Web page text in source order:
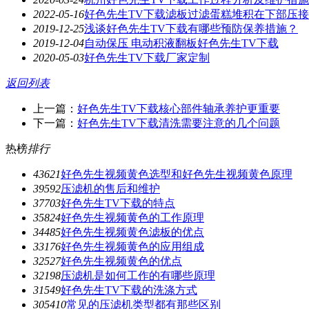
2022-05-16好色先生TV下载滤板过滤蛋糕堆积在下部压
2019-12-25浅谈好色先生TV下载有哪些预防保养措施？
2019-12-04自动保压 电动积液翻板好色先生TV下载
2020-05-03好色先生TV下载厂家定制
返回列表
上一篇： 好色先生TV下载核心部件轴承养护更重要
下一篇： 好色先生TV下载清洗需要注意的几个问题
热榜排行
43621好色先生视频黄色选型和好色先生视频黄色原理
39592压滤机的售后和维护
37703好色先生TV下载的特点
35824好色先生视频黄色的工作原理
34485好色先生视频黄色滤板的优点
33176好色先生视频黄色的应用组成
32527好色先生视频黄色的优点
32198压滤机是如何工作的有哪些原理
31549好色先生TV下载的洗涤方式
305410常见的压滤机类型都有那些区别